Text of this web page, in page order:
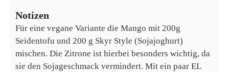
Notizen
Für eine vegane Variante die Mango mit 200g
Seidentofu und 200 g Skyr Style (Sojajoghurt)
mischen. Die Zitrone ist hierbei besonders wichtig, da
sie den Sojageschmack vermindert. Mit ein paar EL